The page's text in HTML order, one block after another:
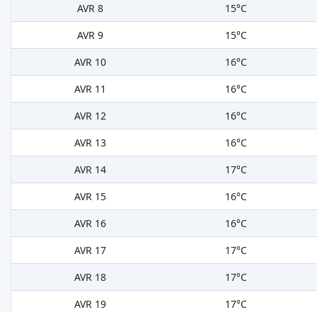
AVR 8
15°C
AVR 9
15°C
AVR 10
16°C
AVR 11
16°C
AVR 12
16°C
AVR 13
16°C
AVR 14
17°C
AVR 15
16°C
AVR 16
16°C
AVR 17
17°C
AVR 18
17°C
AVR 19
17°C